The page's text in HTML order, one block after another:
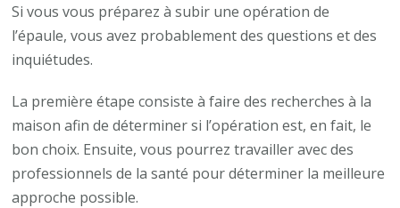
Si vous vous préparez à subir une opération de
l’épaule, vous avez probablement des questions et des
inquiétudes.
La première étape consiste à faire des recherches à la
maison afin de déterminer si l’opération est, en fait, le
bon choix. Ensuite, vous pourrez travailler avec des
professionnels de la santé pour déterminer la meilleure
approche possible.